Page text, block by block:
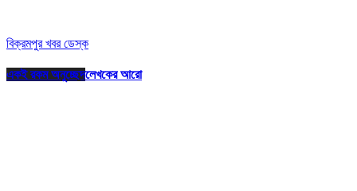
বিক্রমপুর খবর ডেস্ক
একই রকম অনুচ্ছেদলেখকের আরো